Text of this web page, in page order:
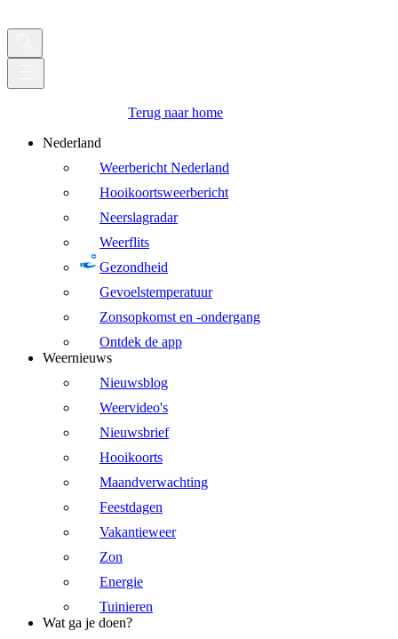
Terug naar home
Nederland
Weerbericht Nederland
Hooikoortsweerbericht
Neerslagradar
Weerflits
Gezondheid
Gevoelstemperatuur
Zonsopkomst en -ondergang
Ontdek de app
Weernieuws
Nieuwsblog
Weervideo's
Nieuwsbrief
Hooikoorts
Maandverwachting
Feestdagen
Vakantieweer
Zon
Energie
Tuinieren
Wat ga je doen?